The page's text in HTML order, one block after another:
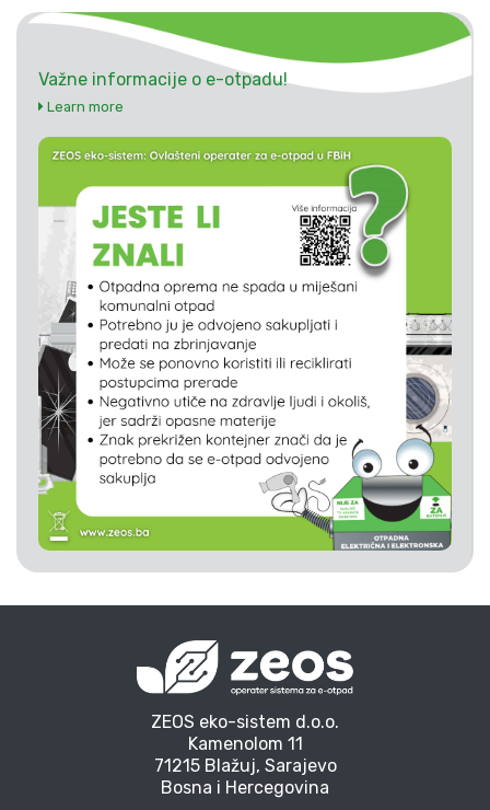
Važne informacije o e-otpadu!
Learn more
ZEOS eko-sistem d.o.o.
Kamenolom 11
71215 Blažuj, Sarajevo
Bosna i Hercegovina